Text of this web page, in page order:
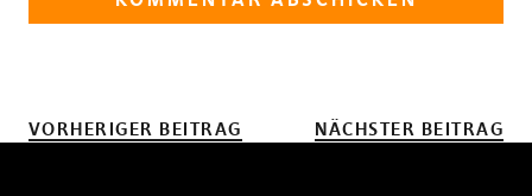
VORHERIGER BEITRAG NÄCHSTER BEITRAG